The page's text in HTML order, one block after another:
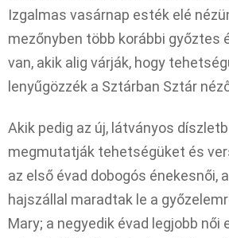
Izgalmas vasárnap esték elé
mezőnyben több korábbi győztes
van, akik alig várják, hogy
lenyűgözzék a Sztárban Sztár
Akik pedig az új, látványos
megmutatják tehetségüket és
az első évad dobogós énekesnői,
hajszállal maradtak le a
Mary; a negyedik évad legjobb női